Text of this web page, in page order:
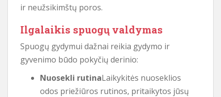
ir neužsikimštų poros.
Ilgalaikis spuogų valdymas
Spuogų gydymui dažnai reikia gydymo ir
gyvenimo būdo pokyčių derinio:
Nuosekli rutinaLaikykitės nuoseklios
odos priežiūros rutinos, pritaikytos jūsų